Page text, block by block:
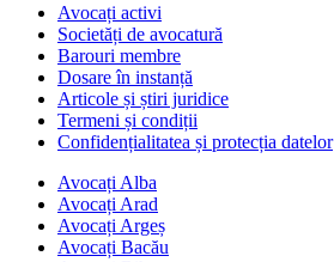
Avocați activi
Societăți de avocatură
Barouri membre
Dosare în instanță
Articole și știri juridice
Termeni și condiții
Confidențialitatea și protecția datelor
Avocați Alba
Avocați Arad
Avocați Argeș
Avocați Bacău